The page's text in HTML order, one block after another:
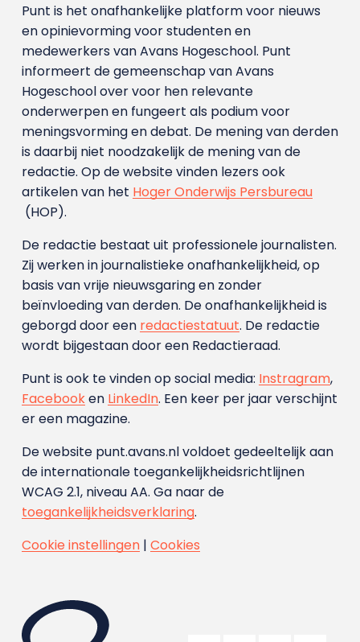
Punt is het onafhankelijke platform voor nieuws
en opinievorming voor studenten en
medewerkers van Avans Hoge­school. Punt
informeert de gemeenschap van Avans
Hogeschool over voor hen relevante
onderwerpen en fungeert als podium voor
meningsvorming en debat. De mening van derden
is daarbij niet noodzakelijk de mening van de
redactie. Op de website vinden lezers ook
artikelen van het Hoger Onderwijs Persbureau
(HOP).
De redactie bestaat uit professionele journalisten.
Zij werken in journalistieke onafhankelijkheid, op
basis van vrije nieuwsgaring en zonder
beïnvloeding van derden. De onafhankelijkheid is
geborgd door een redactiestatuut. De redactie
wordt bijgestaan door een Redactieraad.
Punt is ook te vinden op social media: Instragram,
Facebooken LinkedIn. Een keer per jaar verschijnt
er een magazine.
De website punt.avans.nl voldoet gedeeltelijk aan
de internationale toegankelijkheidsrichtlijnen
WCAG 2.1, niveau AA. Ga naar de
toegankelijkheidsverklaring.
Cookie instellingen| Cookies